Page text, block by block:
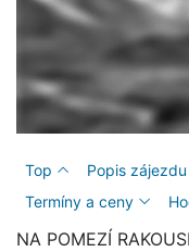
Top Popis zájezdu
Termíny a ceny
NA POMEZÍ